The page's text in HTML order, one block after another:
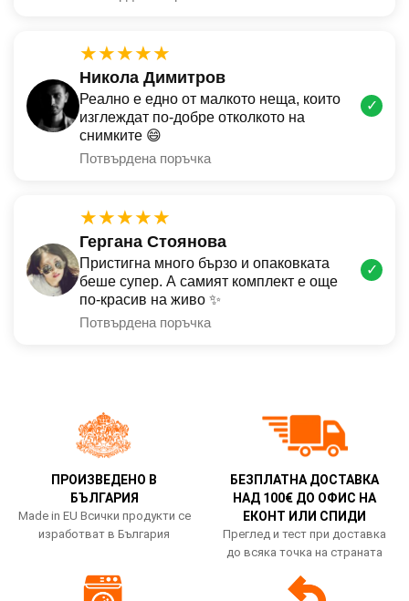
★★★★★
Никола Димитров
Реално е едно от малкото неща, които
изглеждат по-добре отколкото на
снимките 😄
Потвърдена поръчка
✓
★★★★★
Гергана Стоянова
Пристигна много бързо и опаковката
беше супер. А самият комплект е още
по-красив на живо ✨
Потвърдена поръчка
✓
ПРОИЗВЕДЕНО В
БЪЛГАРИЯ
Made in EU Всички продукти се
изработват в България
БЕЗПЛАТНА ДОСТАВКА
НАД 100€ ДО ОФИС НА
ЕКОНТ ИЛИ СПИДИ
Преглед и тест при доставка
до всяка точка на страната